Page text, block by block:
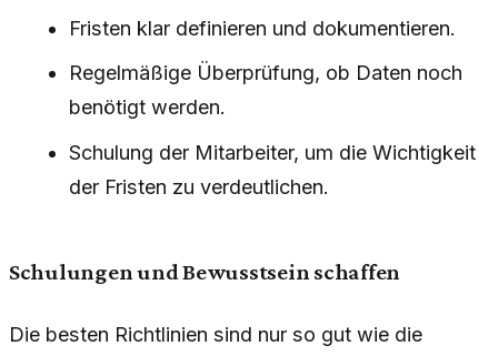
Fristen klar definieren und dokumentieren.
Regelmäßige Überprüfung, ob Daten noch
benötigt werden.
Schulung der Mitarbeiter, um die Wichtigkeit
der Fristen zu verdeutlichen.
Schulungen und Bewusstsein schaffen
Die besten Richtlinien sind nur so gut wie die